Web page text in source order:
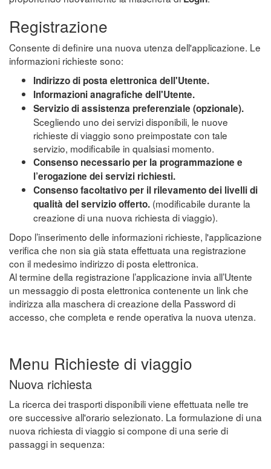
Registrazione
Consente di definire una nuova utenza dell'applicazione. Le
informazioni richieste sono:
Indirizzo di posta elettronica dell'Utente.
Informazioni anagrafiche dell'Utente.
Servizio di assistenza preferenziale (opzionale).
Scegliendo uno dei servizi disponibili, le nuove
richieste di viaggio sono preimpostate con tale
servizio, modificabile in qualsiasi momento.
Consenso necessario per la programmazione e
l’erogazione dei servizi richiesti.
Consenso facoltativo per il rilevamento dei livelli di
qualità del servizio offerto. (modificabile durante la
creazione di una nuova richiesta di viaggio).
Dopo l’inserimento delle informazioni richieste, l'applicazione
verifica che non sia già stata effettuata una registrazione
con il medesimo indirizzo di posta elettronica.
Al termine della registrazione l’applicazione invia all’Utente
un messaggio di posta elettronica contenente un link che
indirizza alla maschera di creazione della Password di
accesso, che completa e rende operativa la nuova utenza.
Menu Richieste di viaggio
Nuova richiesta
La ricerca dei trasporti disponibili viene effettuata nelle tre
ore successive all'orario selezionato. La formulazione di una
nuova richiesta di viaggio si compone di una serie di
passaggi in sequenza: